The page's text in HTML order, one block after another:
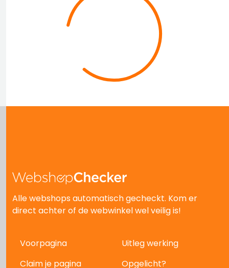
Alle webshops automatisch gecheckt. Kom er
direct achter of de webwinkel wel veilig is!
Voorpagina
Uitleg werking
Claim je pagina
Opgelicht?